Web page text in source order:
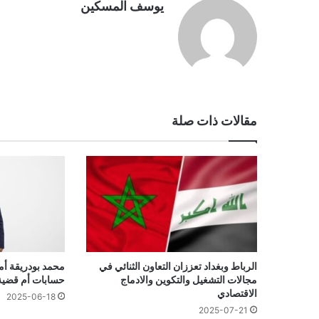
يوسف المسكين
مقالات ذات صلة
الرباط وبغداد تعززان التعاون الثنائي في
مجالات التشغيل والتكوين والادماج
الاقتصادي
2025-07-21
محمد بودريقة
حسابات أم
2025-06-18